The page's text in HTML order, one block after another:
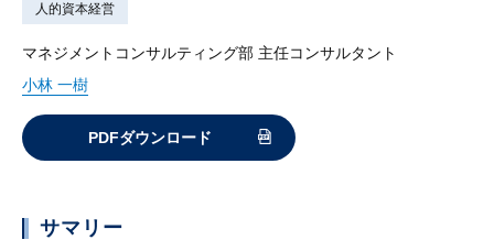
人的資本経営
マネジメントコンサルティング部 主任コンサルタント
小林 一樹
PDFダウンロード
サマリー